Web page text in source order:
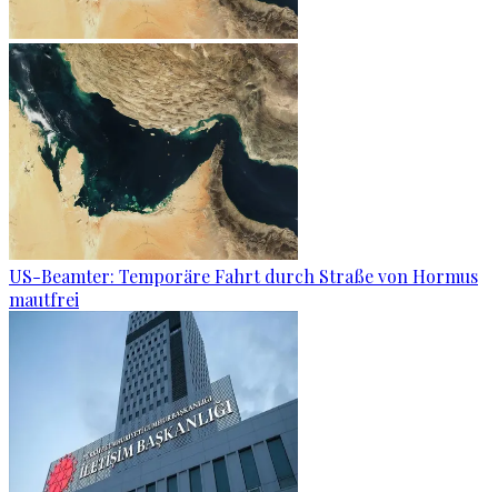
US-Beamter: Temporäre Fahrt durch Straße von Hormus
mautfrei